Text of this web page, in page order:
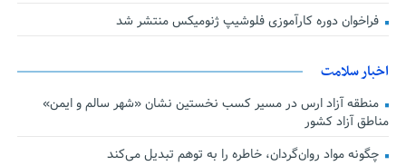
فراخوان دوره کارآموزی فلوشیپ ژنومیکس منتشر شد
اخبار سلامت
منطقه آزاد ارس در مسیر کسب نخستین نشان «شهر سالم و ایمن»
مناطق آزاد کشور
چگونه مواد روان‌گردان، خاطره را به توهم تبدیل می‌کند